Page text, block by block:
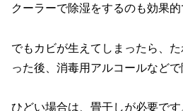
クーラーで除湿をするのも効果的
でもカビが生えてしまったら、
った後、消毒用アルコールなどで
ひどい場合は、畳干しが必要です